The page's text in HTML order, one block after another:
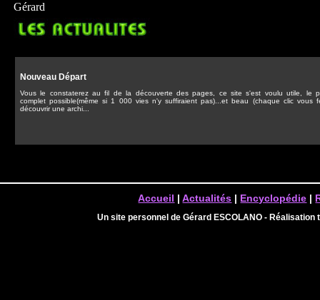
Gérard
Nouveau Départ
Vous le constaterez au fil de la découverte des pages, ce site s'est voulu utile, le
complet possible(même si 1 000 vies n'y suffiraient pas)...et beau (chaque clic vous
découvrir une archi...
Accueil |Actualités | Encyclopédie |
Un site personnel de Gérard ESCOLANO -